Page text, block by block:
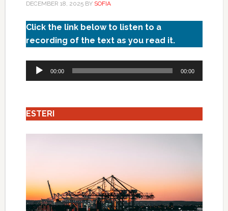
DECEMBER 18, 2025BY SOFIA
Click the link below to listen to a
recording of the text as you read it.
Audio
Player
00:00 00:00
ESTERI